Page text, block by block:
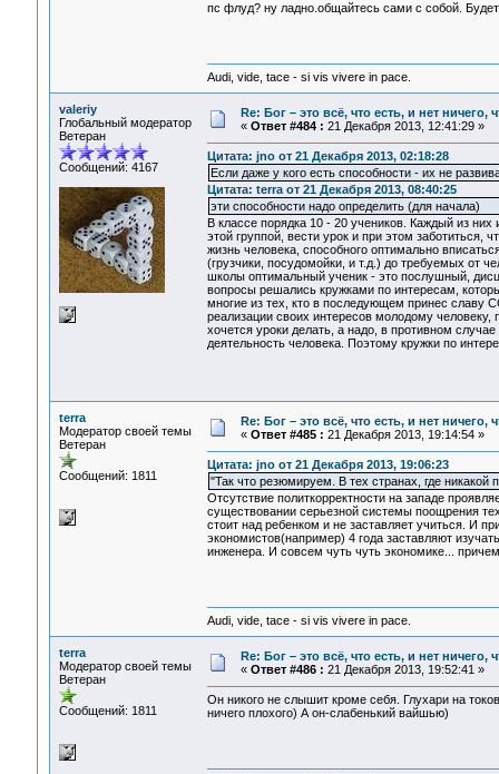
пс флуд? ну ладно.общайтесь сами с собой.
Audi, vide, tace - si vis vivere in pace.
valeriy
Глобальный модератор
Ветеран
Сообщений: 4167
Re: Бог – это всё, что есть, и нет
« Ответ #484 : 21 Декабря 2013, 12:41:29 »
Цитата: jno от 21 Декабря 2013, 02:18:28
Если даже у кого есть способности - их не
Цитата: terra от 21 Декабря 2013, 08:40:25
эти способности надо определить (для начала)
В классе порядка 10 - 20 учеников. Каждый из
этой группой, вести урок и при этом
жизнь человека, способного оптимально
(грузчики, посудомойки, и т.д.) до требуемых от
школы оптимальный ученик - это послушный,
вопросы решались кружками по интересам,
многие из тех, кто в последующем принес славу
реализации своих интересов молодому
хочется уроки делать, а надо, в противном
деятельность человека. Поэтому кружки по
terra
Модератор своей темы
Ветеран
Сообщений: 1811
Re: Бог – это всё, что есть, и нет
« Ответ #485 : 21 Декабря 2013, 19:14:54 »
Цитата: jno от 21 Декабря 2013, 19:06:23
"Так что резюмируем. В тех странах, где никакой
Отсутствие политкорректности на западе
существовании серьезной системы поощрения
стоит над ребенком и не заставляет учиться. И
экономистов(например) 4 года заставляют
инженера. И совсем чуть чуть экономике...
Audi, vide, tace - si vis vivere in pace.
terra
Модератор своей темы
Ветеран
Сообщений: 1811
Re: Бог – это всё, что есть, и нет
« Ответ #486 : 21 Декабря 2013, 19:52:41 »
Он никого не слышит кроме себя. Глухари на
ничего плохого) А он-слабенький вайшью)